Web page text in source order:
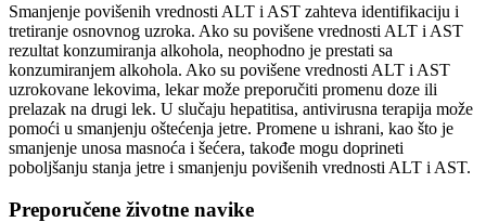
Smanjenje povišenih vrednosti ALT i AST zahteva identifikaciju i
tretiranje osnovnog uzroka. Ako su povišene vrednosti ALT i AST
rezultat konzumiranja alkohola, neophodno je prestati sa
konzumiranjem alkohola. Ako su povišene vrednosti ALT i AST
uzrokovane lekovima, lekar može preporučiti promenu doze ili
prelazak na drugi lek. U slučaju hepatitisa, antivirusna terapija može
pomoći u smanjenju oštećenja jetre. Promene u ishrani, kao što je
smanjenje unosa masnoća i šećera, takođe mogu doprineti
poboljšanju stanja jetre i smanjenju povišenih vrednosti ALT i AST.
Preporučene životne navike